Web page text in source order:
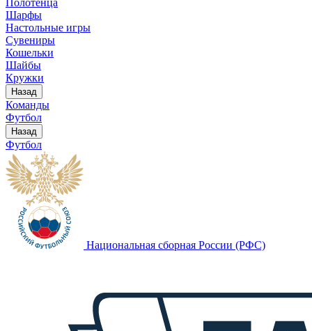
Полотенца
Шарфы
Настольные игры
Сувениры
Кошельки
Шайбы
Кружки
Назад
Команды
Футбол
Назад
Футбол
Национальная сборная России (РФС)